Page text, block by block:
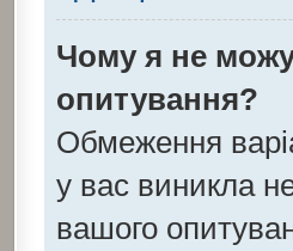
Чому я не можу
опитування?
Обмеження
у вас виникла
вашого